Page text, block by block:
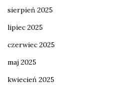
sierpień 2025
lipiec 2025
czerwiec 2025
maj 2025
kwiecień 2025